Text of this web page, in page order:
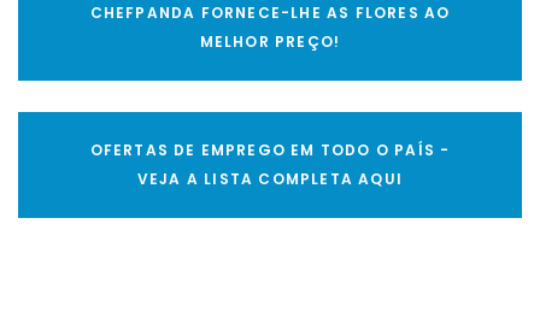
CHEFPANDA FORNECE-LHE AS FLORES AO
MELHOR PREÇO!
OFERTAS DE EMPREGO EM TODO O PAÍS -
VEJA A LISTA COMPLETA AQUI